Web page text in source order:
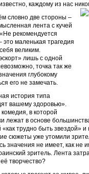
каждому из нас
словно две стороны –
лента с кучей
рекомендуется
это маленькая трагедия
великим.
лишь с одной
точка так же
глубокому
его не замечать.
история типа
вашему здоровью».
в которой
лежат в основе
трудно быть звездой»
сюжеты уже утомили
значения не имеет, как
зритель. Лента
творчество?